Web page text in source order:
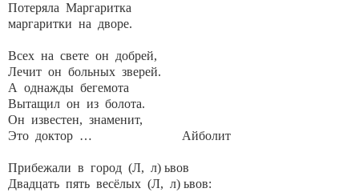
Потеряла Маргаритка
маргаритки на дворе.
Всех на свете он добрей,
Лечит он больных зверей.
А однажды бегемота
Вытащил он из болота.
Он известен, знаменит,
Это доктор … Айболит
Прибежали в город (Л, л) ьвов
Двадцать пять весёлых (Л, л) ьвов: